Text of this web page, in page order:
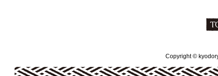
Copyright ©